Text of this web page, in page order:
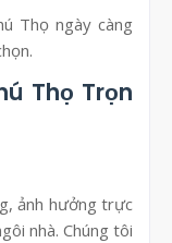
Thọ ngày càng
Thọ Trọn
ảnh hưởng trực
nhà. Chúng tôi